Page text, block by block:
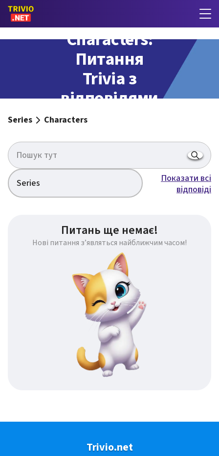
Characters:
Питання
Trivia з
відповідями
Series Characters
Series
Показати всі
відповіді
Питань ще немає!
Нові питання з’являться найближчим часом!
Trivio.net